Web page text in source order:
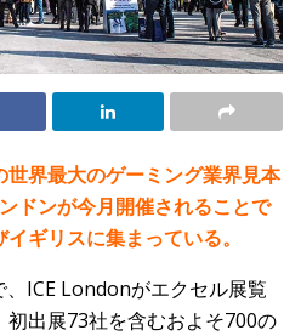
世界最大のゲーミング業界見本
ドンが今月開催されることで
ギリスに集まっている。
ICE Londonがエクセル展覧
出展73社を含むおよそ700の